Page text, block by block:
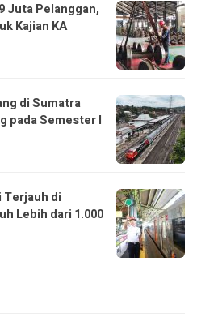
Juta Pelanggan,
Kajian KA
di Sumatra
pada Semester I
Terjauh di
Lebih dari 1.000